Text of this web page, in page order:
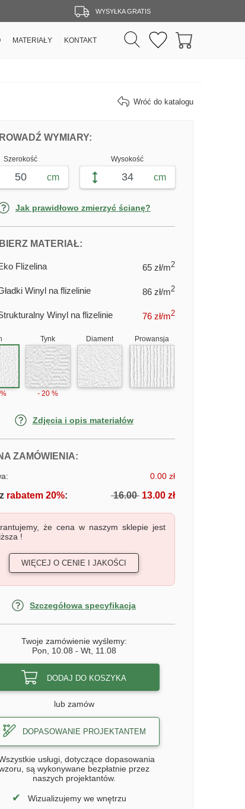
WYSYŁKA GRATIS
MATERIAŁY KONTAKT
Wróć do katalogu
FOTOTAPETĘ GRAFFITI
WYMIARY:FOTOTAPETY GRAFFITI
Szerokość
cm
Wysokość
cm
Jak prawidłowo zmierzyć ścianę?
MATERIAŁ:DLA FOTOTAPETY GRAFFITI
Flizelina 65 zł/m2
Winyl na flizelinie 86 zł/m2
Winyl na flizelinie 76zł/m2
Tynk
- 20 %
Diament Prowansja
Zdjęcia i opis materiałów
ZAMÓWIENIA:FOTOTAPETY GRAFFITI ULICZNE
0.00 zł
rabatem 20%: 16.0013.00 zł
że cena w naszym sklepie jest
!
WIĘCEJ O CENIE I JAKOŚCI
Szczegółowa specyfikacja
Twoje zamówienie wyślemy:
Pon, 10.08 - Wt, 11.08
DODAJ DO KOSZYKA
lub zamów
DOPASOWANIE PROJEKTANTEM
usługi, dotyczące dopasowania
są wykonywane bezpłatnie przez
naszych projektantów.
✔ Wizualizujemy we wnętrzu